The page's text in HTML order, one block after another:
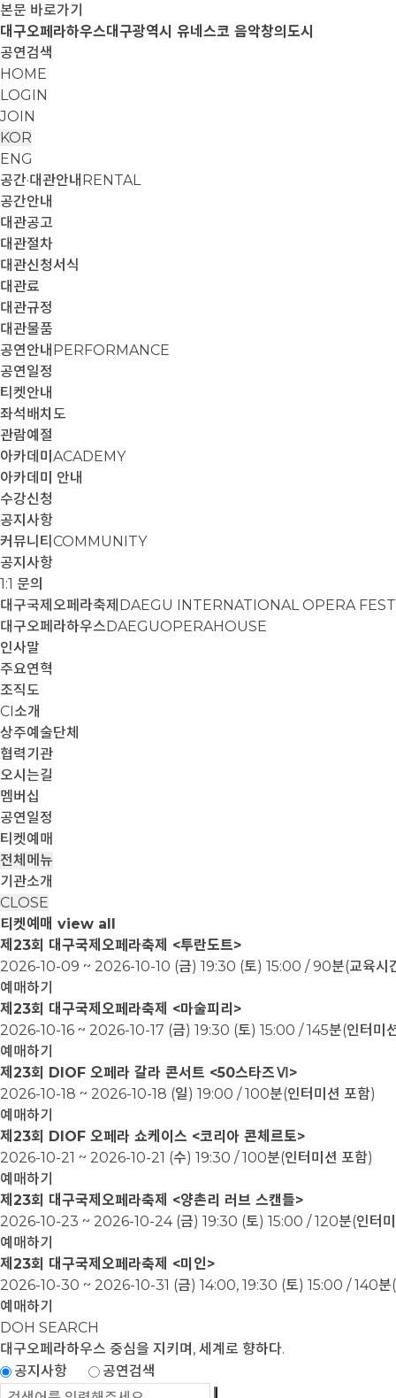
본문 바로가기
대구오페라하우스대구광역시 유네스코 음악창의도시
공연검색
HOME
LOGIN
JOIN
KOR
ENG
공간·대관안내 RENTAL
공간안내
대관공고
대관절차
대관신청서식
대관료
대관규정
대관물품
공연안내 PERFORMANCE
공연일정
티켓안내
좌석배치도
관람예절
아카데미 ACADEMY
아카데미 안내
수강신청
공지사항
커뮤니티 COMMUNITY
공지사항
1:1 문의
대구국제오페라축제 DAEGU INTERNATIONAL OPERA
대구오페라하우스DAEGUOPERAHOUSE
인사말
주요연혁
조직도
CI소개
상주예술단체
협력기관
오시는길
멤버십
공연일정
티켓예매
전체메뉴
기관소개
CLOSE
티켓예매 view all
제23회 대구국제오페라축제 <투란도트>
2026-10-09 ~ 2026-10-10 (금) 19:30 (토) 15:00 / 90분(교육시
예매하기
제23회 대구국제오페라축제 <마술피리>
2026-10-16 ~ 2026-10-17 (금) 19:30 (토) 15:00 / 145분(인터미
예매하기
제23회 DIOF 오페라 갈라 콘서트 <50스타즈Ⅵ>
2026-10-18 ~ 2026-10-18 (일) 19:00 / 100분(인터미션 포함)
예매하기
제23회 DIOF 오페라 쇼케이스 <코리아 콘체르토>
2026-10-21 ~ 2026-10-21 (수) 19:30 / 100분(인터미션 포함)
예매하기
제23회 대구국제오페라축제 <양촌리 러브 스캔들>
2026-10-23 ~ 2026-10-24 (금) 19:30 (토) 15:00 / 120분(인터
예매하기
제23회 대구국제오페라축제 <미인>
2026-10-30 ~ 2026-10-31 (금) 14:00, 19:30 (토) 15:00 / 140분
예매하기
DOH SEARCH
대구오페라하우스 중심을 지키며, 세계로 향하다.
공지사항
공연검색